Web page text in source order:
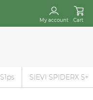
My account Cart
S1ps SIEVI SPIDERX 5+